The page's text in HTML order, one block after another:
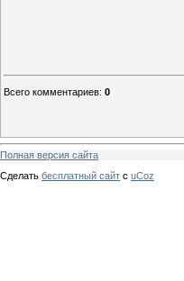
Всего комментариев: 0
Полная версия сайта
Сделать бесплатный сайт с uCoz